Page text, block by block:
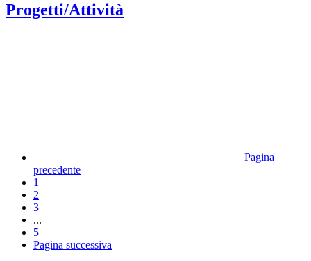
Progetti/Attività
Pagina
precedente
1
2
3
...
5
Pagina successiva